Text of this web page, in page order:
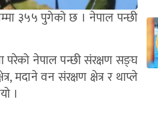
३५५ पुगेको छ । नेपाल पन्छी
परेको नेपाल पन्छी संरक्षण सङ्घ
मदाने वन संरक्षण क्षेत्र र थाप्ले
।